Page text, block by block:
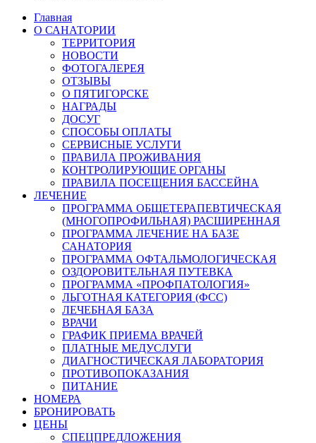
Главная
О САНАТОРИИ
ТЕРРИТОРИЯ
НОВОСТИ
ФОТОГАЛЕРЕЯ
ОТЗЫВЫ
О ПЯТИГОРСКЕ
НАГРАДЫ
ДОСУГ
СПОСОБЫ ОПЛАТЫ
СЕРВИСНЫЕ УСЛУГИ
ПРАВИЛА ПРОЖИВАНИЯ
КОНТРОЛИРУЮЩИЕ ОРГАНЫ
ПРАВИЛА ПОСЕЩЕНИЯ БАССЕЙНА
ЛЕЧЕНИЕ
ПРОГРАММА ОБЩЕТЕРАПЕВТИЧЕСКАЯ
(МНОГОПРОФИЛЬНАЯ) РАСШИРЕННАЯ
ПРОГРАММА ЛЕЧЕНИЕ НА БАЗЕ
САНАТОРИЯ
ПРОГРАММА ОФТАЛЬМОЛОГИЧЕСКАЯ
ОЗДОРОВИТЕЛЬНАЯ ПУТЕВКА
ПРОГРАММА «ПРОФПАТОЛОГИЯ»
ЛЬГОТНАЯ КАТЕГОРИЯ (ФСС)
ЛЕЧЕБНАЯ БАЗА
ВРАЧИ
ГРАФИК ПРИЕМА ВРАЧЕЙ
ПЛАТНЫЕ МЕДУСЛУГИ
ДИАГНОСТИЧЕСКАЯ ЛАБОРАТОРИЯ
ПРОТИВОПОКАЗАНИЯ
ПИТАНИЕ
НОМЕРА
БРОНИРОВАТЬ
ЦЕНЫ
СПЕЦПРЕДЛОЖЕНИЯ